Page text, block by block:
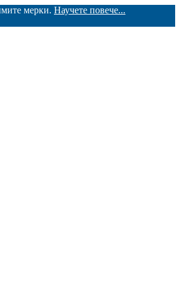
мерки. Научете повече...